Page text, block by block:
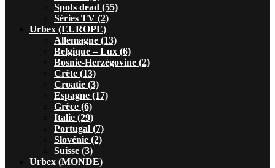
Spots dead (55)
Séries TV (2)
Urbex (EUROPE)
Allemagne (13)
Belgique – Lux (6)
Bosnie-Herzégovine (2)
Crète (13)
Croatie (3)
Espagne (17)
Grèce (6)
Italie (29)
Portugal (7)
Slovénie (2)
Suisse (3)
Urbex (MONDE)